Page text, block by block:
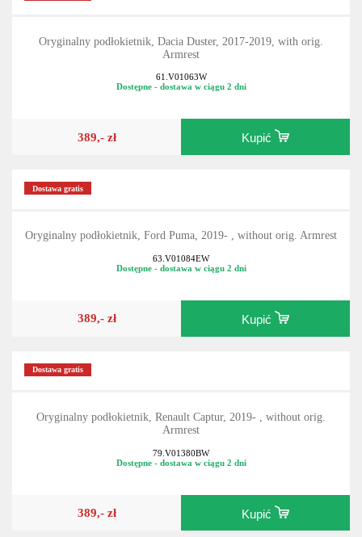
Oryginalny podłokietnik, Dacia Duster, 2017-2019, with orig.
Armrest
61.V01063W
Dostępne - dostawa w ciągu 2 dni
389,- zł Kupić
Dostawa gratis
Oryginalny podłokietnik, Ford Puma, 2019- , without orig. Armrest
63.V01084EW
Dostępne - dostawa w ciągu 2 dni
389,- zł Kupić
Dostawa gratis
Oryginalny podłokietnik, Renault Captur, 2019- , without orig.
Armrest
79.V01380BW
Dostępne - dostawa w ciągu 2 dni
389,- zł Kupić